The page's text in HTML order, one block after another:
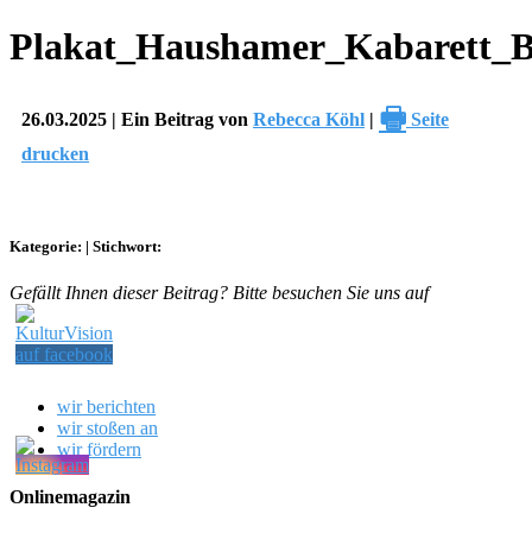
26.03.2025 | Ein Beitrag von Rebecca Köhl | 🖶 Seite
drucken
Kategorie: | Stichwort:
Gefällt Ihnen dieser Beitrag? Bitte besuchen Sie uns auf
wir berichten
wir stoßen an
wir fördern
Onlinemagazin